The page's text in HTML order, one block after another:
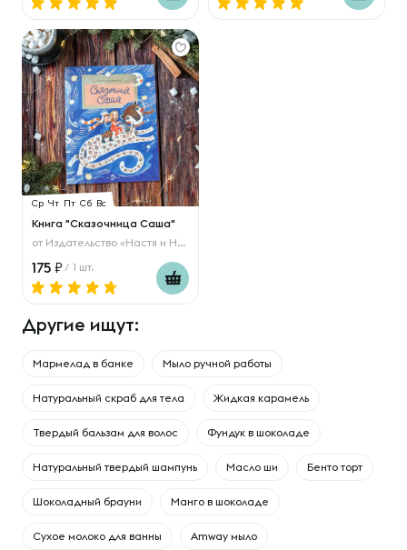
Ср Чт Пт Сб Вс
Книга "Сказочница Саша"
от Издательство «Настя и Никита»
175 / 1 шт.
Другие ищут:
Мармелад в банке Мыло ручной работы
Натуральный скраб для тела Жидкая карамель
Твердый бальзам для волос Фундук в шоколаде
Натуральный твердый шампунь Масло ши Бенто торт
Шоколадный брауни Манго в шоколаде
Сухое молоко для ванны Amway мыло